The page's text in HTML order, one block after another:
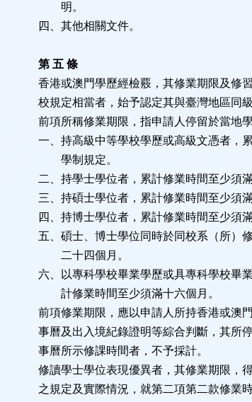
明。
四、其他相關文件。
第 五 條
香港或澳門學歷經檢覈，其修業期限及修
校規定相當者，始予認定其與臺灣地區同
前項所稱修業期限，指申請人停留於當地
一、持高級中等學校學歷或高級文憑者，
學制規定。
二、持學士學位者，累計修業時間至少須
三、持碩士學位者，累計修業時間至少須滿
四、持博士學位者，累計修業時間至少須
五、碩士、博士學位同時於同校系（所）
二十四個月。
六、以專科學校畢業學歷或具專科學校畢
計修業時間至少須滿十六個月。
前項修業期限，應以申請人所持香港或澳
事曆及出入境紀錄證明等綜合判斷，其所
事曆所示修課時間者，不予採計。
修讀學士學位表現優異者，其修業期限，
之規定及實際情況，就第二項第二款修業